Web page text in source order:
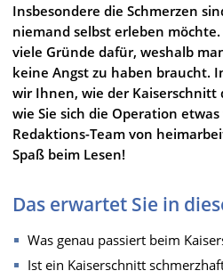
Insbesondere die Schmerzen
niemand selbst erleben
viele Gründe dafür, weshalb
keine Angst zu haben braucht.
wir Ihnen, wie der
wie Sie sich die Operation
Redaktions-Team von
Spaß beim Lesen!
Das erwartet Sie in
Was genau passiert beim
Ist ein Kaiserschnitt